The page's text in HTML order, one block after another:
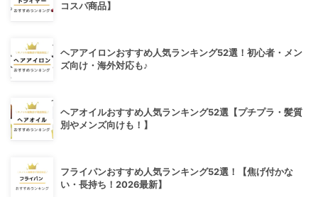
コスパ商品】
ヘアアイロンおすすめ人気ランキング52選！初心者・メン
ズ向け・海外対応も♪
ヘアオイルおすすめ人気ランキング52選【プチプラ・髪質
別やメンズ向けも！】
フライパンおすすめ人気ランキング52選！【焦げ付かな
い・長持ち！2026最新】